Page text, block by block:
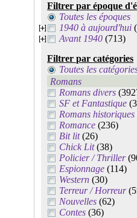
Filtrer par époque
Toutes les époques
1940 à aujourd'hui
Avant 1940 (713)
Filtrer par catégories
Toutes les
Romans
Romans divers
SF et Fantastique
Romans historiques
Romance (236)
Bit lit(26)
Chick Lit(38)
Policier / Thriller
Espionnage (114)
Western (30)
Terreur / Horreur
Nouvelles (62)
Contes (36)